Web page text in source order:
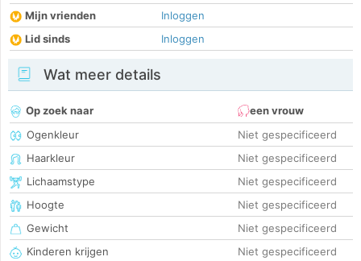
Mijn vrienden
Inloggen
Lid sinds
Inloggen
Wat meer details
Op zoek naar
een vrouw
Ogenkleur
Niet gespecificeerd
Haarkleur
Niet gespecificeerd
Lichaamstype
Niet gespecificeerd
Hoogte
Niet gespecificeerd
Gewicht
Niet gespecificeerd
Kinderen krijgen
Niet gespecificeerd